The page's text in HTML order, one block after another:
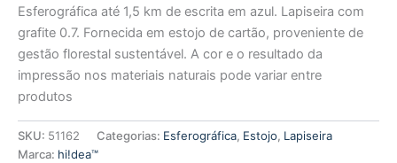
Esferográfica até 1,5 km de escrita em azul. Lapiseira com
grafite 0.7. Fornecida em estojo de cartão, proveniente de
gestão florestal sustentável. A cor e o resultado da
impressão nos materiais naturais pode variar entre
produtos
SKU: 51162 Categorias: Esferográfica, Estojo, Lapiseira
Marca: hi!dea™